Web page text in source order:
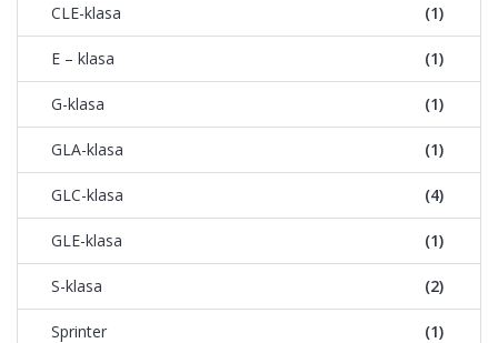
CLE-klasa (1)
E – klasa (1)
G-klasa (1)
GLA-klasa (1)
GLC-klasa (4)
GLE-klasa (1)
S-klasa (2)
Sprinter (1)